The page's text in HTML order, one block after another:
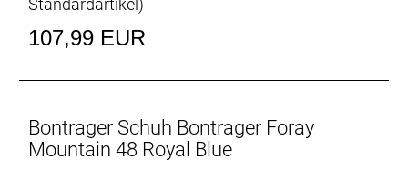
Standardartikel)
107,99 EUR
Bontrager Schuh Bontrager Foray
Mountain 48 Royal Blue